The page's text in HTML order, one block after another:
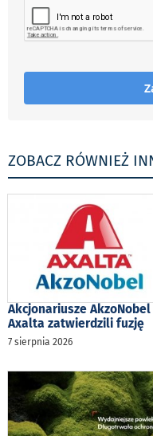
ZOBACZ RÓWNIEŻ
Akcjonariusze
Axalta zatwierdzili fuzję
7 sierpnia 2026